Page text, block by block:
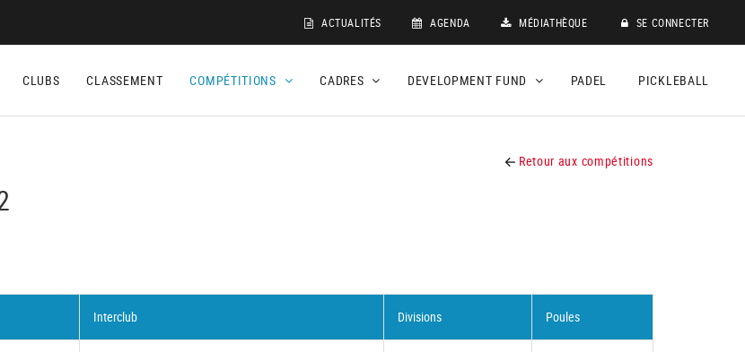
ACTUALITÉS AGENDA MÉDIATHÈQUE SE CONNECTER
CLUBS CLASSEMENT COMPÉTITIONS CADRES DEVELOPMENT FUND PADEL PICKLEBALL
Retour aux compétitions
Interclub Divisions Poules